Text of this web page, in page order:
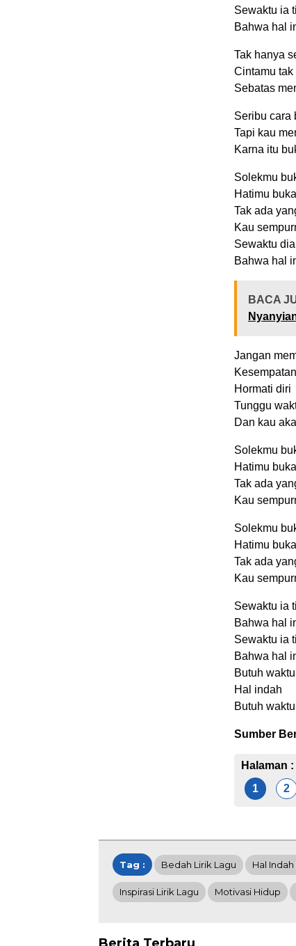
Sewaktu ia
Bahwa hal
Tak hanya
Cintamu
Sebatas
Seribu cara
Tapi kau
Karna itu
Solekmu
Hatimu
Tak ada
Kau
Sewaktu
Bahwa hal
BACA
Jangan
Hormati diri
Tunggu
Dan kau
Solekmu
Hatimu
Tak ada
Kau
Solekmu
Hatimu
Tak ada
Kau
Sewaktu ia
Bahwa hal
Sewaktu ia
Bahwa hal
Butuh
Hal indah
Butuh
Sumber
Halaman :
1
2
Tag : Bedah Lirik Lagu Hal
Inspirasi Lirik Lagu Motivasi Hidup
Berita Terbaru